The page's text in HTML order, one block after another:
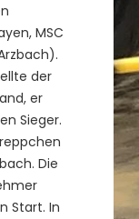
MSC
der
er
Sieger.
Die
Start. In